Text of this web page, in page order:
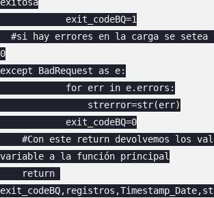
exitosa
0
except BadRequest as e:
variable a la función principal